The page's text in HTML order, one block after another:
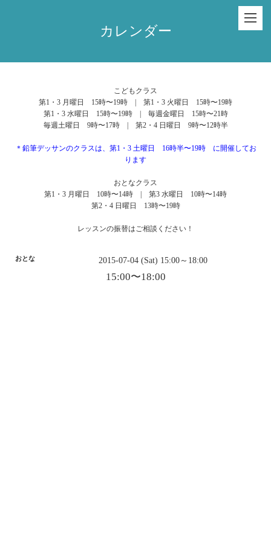
カレンダー
こどもクラス
第1・3 月曜日 15時〜19時 | 第1・3 火曜日 15時〜19時
第1・3 水曜日 15時〜19時 | 毎週金曜日 15時〜21時
毎週土曜日 9時〜17時 | 第2・4 日曜日 9時〜12時半
＊鉛筆デッサンのクラスは、第1・3 土曜日 16時半〜19時 に開催してお
ります
おとなクラス
第1・3 月曜日 10時〜14時 | 第3 水曜日 10時〜14時
第2・4 日曜日 13時〜19時
レッスンの振替はご相談ください！
おとな 2015-07-04 (Sat) 15:00～18:00
15:00〜18:00